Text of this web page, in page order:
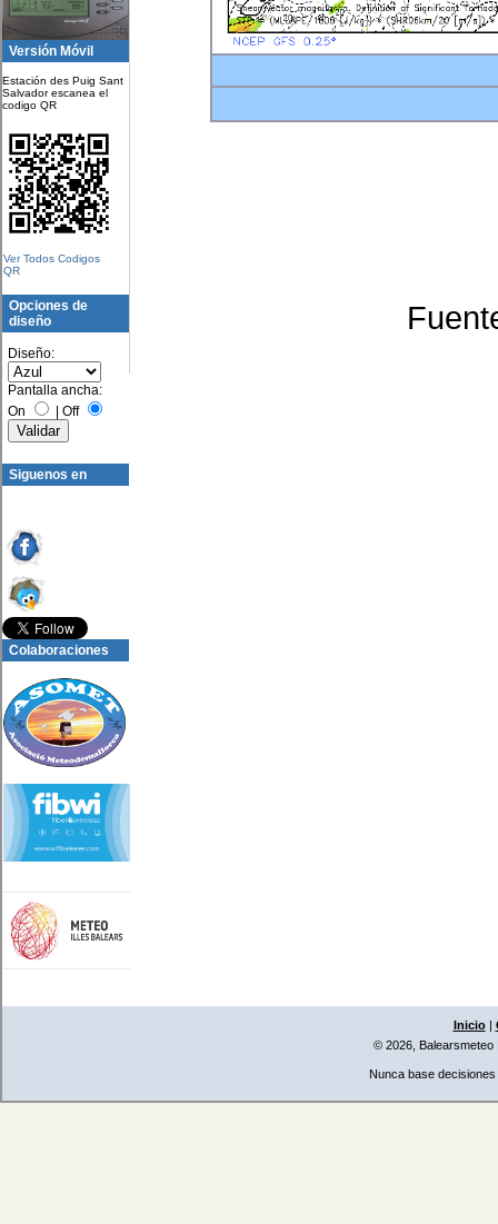
Versión Móvil
Estación des Puig Sant
Salvador escanea el
codigo QR
Ver Todos Codigos
QR
Opciones de
diseño
Diseño:
Pantalla ancha:
On
| Off
Siguenos en
Colaboraciones
Inicio|
© 2026, Balearsmeteo
Nunca base